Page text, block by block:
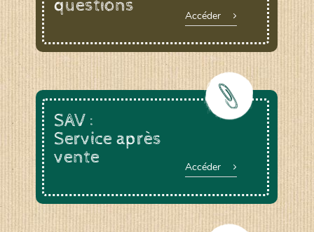
questions Accéder
SAV :
Service après
vente
Accéder